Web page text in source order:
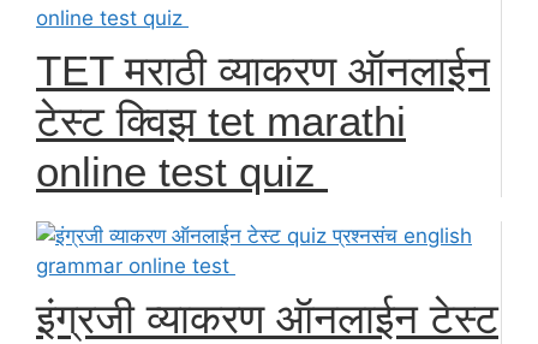
TET मराठी व्याकरण ऑनलाईन
टेस्ट क्विझ tet marathi
online test quiz
इंग्रजी व्याकरण ऑनलाईन टेस्ट